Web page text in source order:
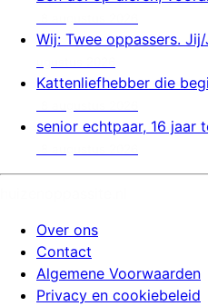
Wij: Twee oppassers.
Kattenliefhebber die
senior echtpaar, 16 jaar
Over ons
Contact
Algemene Voorwaarden
Privacy en cookiebeleid